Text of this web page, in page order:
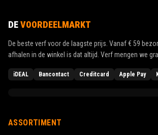
DEVOORDEELMARKT
De beste verf voor de laagste prijs. Vanaf€ 59
afhalen in de winkel is dat altijd. Verf mengen we
iDEAL Bancontact Creditcard Apple Pay
ASSORTIMENT